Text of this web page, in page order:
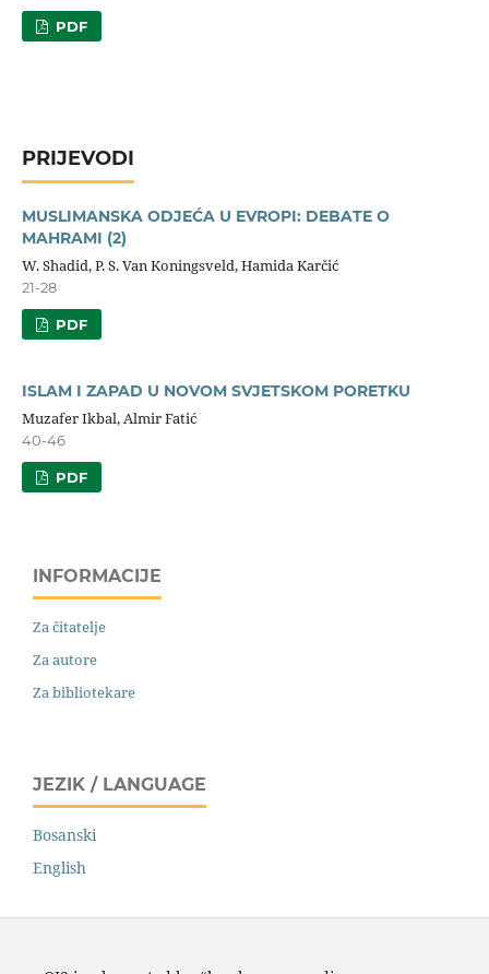
PDF
PRIJEVODI
MUSLIMANSKA ODJEĆA U EVROPI: DEBATE O
MAHRAMI (2)
W. Shadid, P. S. Van Koningsveld, Hamida Karčić
21-28
PDF
ISLAM I ZAPAD U NOVOM SVJETSKOM PORETKU
Muzafer Ikbal, Almir Fatić
40-46
PDF
INFORMACIJE
Za čitatelje
Za autore
Za bibliotekare
JEZIK / LANGUAGE
Bosanski
English